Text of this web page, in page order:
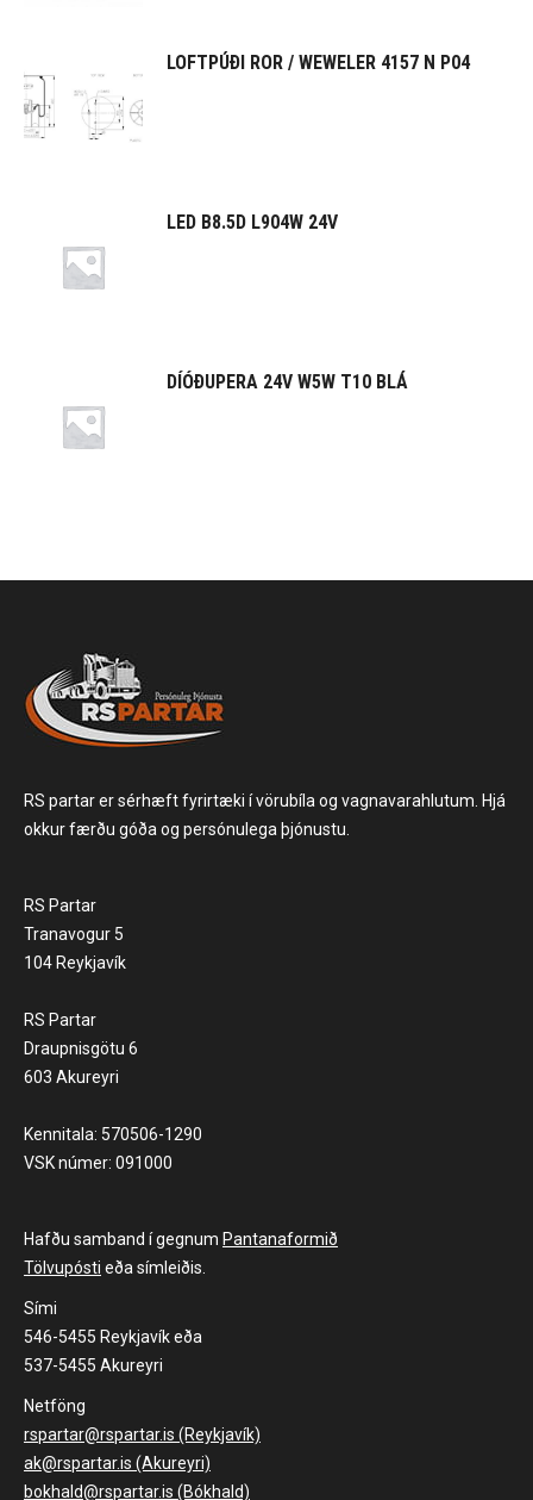
LOFTPÚÐI ROR / WEWELER 4157 N P04
LED B8.5D L904W 24V
DÍÓÐUPERA 24V W5W T10 BLÁ
RS partar er sérhæft fyrirtæki í vörubíla og vagnavarahlutum. Hjá
okkur færðu góða og persónulega þjónustu.
RS Partar
Tranavogur 5
104 Reykjavík
RS Partar
Draupnisgötu 6
603 Akureyri
Kennitala: 570506-1290
VSK númer: 091000
Hafðu samband í gegnum Pantanaformið
Tölvupósti eða símleiðis.
Sími
546-5455 Reykjavík eða
537-5455 Akureyri
Netföng
rspartar@rspartar.is (Reykjavík)
ak@rspartar.is (Akureyri)
bokhald@rspartar.is (Bókhald)